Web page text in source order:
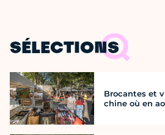
SÉLECTIONS
Brocantes et
chine où en